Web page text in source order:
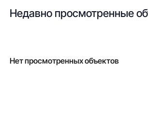
Недавно просмотренные
Нет просмотренных объектов